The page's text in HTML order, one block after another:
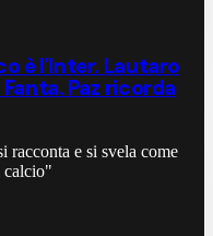
è l'Inter. Lautaro
Paz ricorda
racconta e si svela come
calcio"